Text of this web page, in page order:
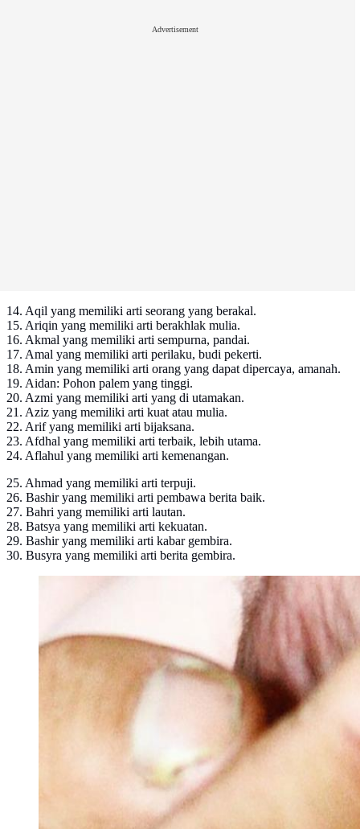
Advertisement
14. Aqil yang memiliki arti seorang yang berakal.
15. Ariqin yang memiliki arti berakhlak mulia.
16. Akmal yang memiliki arti sempurna, pandai.
17. Amal yang memiliki arti perilaku, budi pekerti.
18. Amin yang memiliki arti orang yang dapat dipercaya, amanah.
19. Aidan: Pohon palem yang tinggi.
20. Azmi yang memiliki arti yang di utamakan.
21. Aziz yang memiliki arti kuat atau mulia.
22. Arif yang memiliki arti bijaksana.
23. Afdhal yang memiliki arti terbaik, lebih utama.
24. Aflahul yang memiliki arti kemenangan.
25. Ahmad yang memiliki arti terpuji.
26. Bashir yang memiliki arti pembawa berita baik.
27. Bahri yang memiliki arti lautan.
28. Batsya yang memiliki arti kekuatan.
29. Bashir yang memiliki arti kabar gembira.
30. Busyra yang memiliki arti berita gembira.